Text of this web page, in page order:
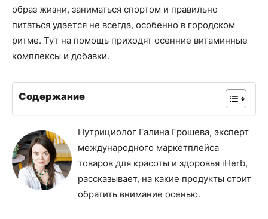
образ жизни, заниматься спортом и правильно
питаться удается не всегда, особенно в городском
ритме. Тут на помощь приходят осенние витаминные
комплексы и добавки.
Содержание
Нутрициолог Галина Грошева, эксперт
международного маркетплейса
товаров для красоты и здоровья iHerb,
рассказывает, на какие продукты стоит
обратить внимание осенью.